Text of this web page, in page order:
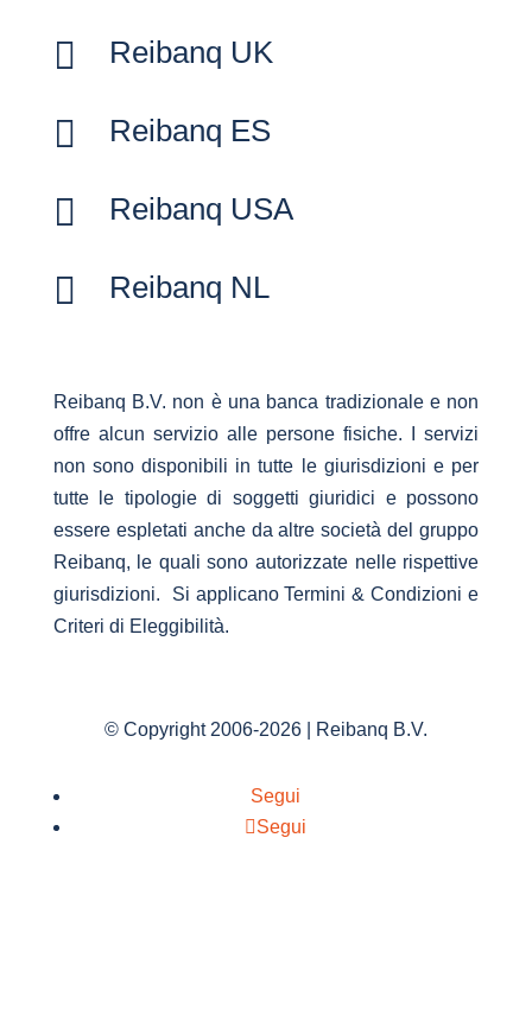
 Reibanq UK
 Reibanq ES
 Reibanq USA
 Reibanq NL
Reibanq B.V. non è una banca tradizionale e non
offre alcun servizio alle persone fisiche. I servizi
non sono disponibili in tutte le giurisdizioni e per
tutte le tipologie di soggetti giuridici e possono
essere espletati anche da altre società del gruppo
Reibanq, le quali sono autorizzate nelle rispettive
giurisdizioni. Si applicano Termini & Condizioni e
Criteri di Eleggibilità.
© Copyright 2006-2026 | Reibanq B.V.
Segui
Segui